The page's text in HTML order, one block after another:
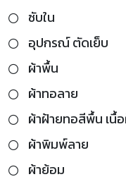
ซับใน
อุปกรณ์ ตัดเย็บ
ผ้าพื้น
ผ้าทอลาย
ผ้าฝ้ายทอสีพื้น เนื้อฝ้า
ผ้าพิมพ์ลาย
ผ้าย้อม